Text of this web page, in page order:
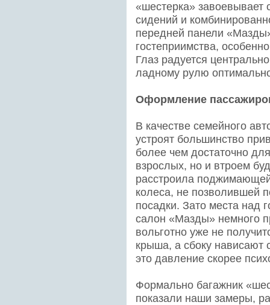
«шестерка» завоевывает
сидений и
передней панели
гостеприимства,
Глаз радуется
ладному рулю
Оформление
В качестве семейного
устроят большинство
более чем достаточно
взрослых, но и втроем
расстроила
колеса, не позволившей
посадки. Зато места над
салон «Мазды» немного
вольготно уже не
крыша, а сбоку нависают
это давление скорее
Формально багажник
показали наши замеры,